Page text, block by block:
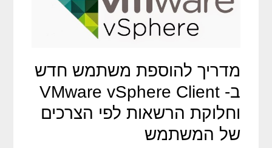
מדריך להוספת משתמש חדש
ב- VMware vSphere Client
וחלוקת הרשאות לפי הצרכים
של המשתמש